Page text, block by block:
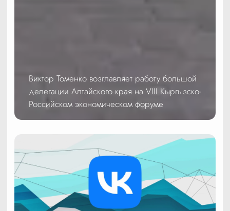
Виктор Томенко возглавляет работу большой
делегации Алтайского края на VIII Кыргызско-
Российском экономическом форуме